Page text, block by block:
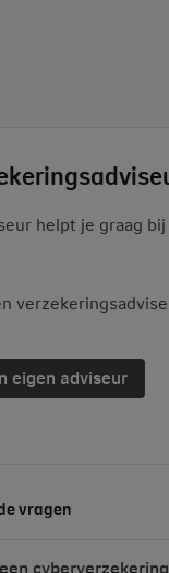
helpt je graag
eigen adviseur
vragen